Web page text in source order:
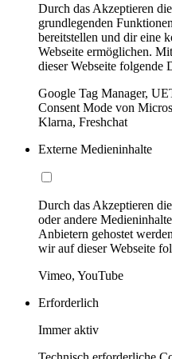
Durch das Akzeptieren
grundlegenden
bereitstellen und dir eine
Webseite ermöglichen.
dieser Webseite folgende
Google Tag Manager,
Consent Mode von
Klarna, Freshchat
Externe Medieninhalte
Durch das Akzeptieren
oder andere
Anbietern gehostet
wir auf dieser Webseite
Vimeo, YouTube
Erforderlich
Immer aktiv